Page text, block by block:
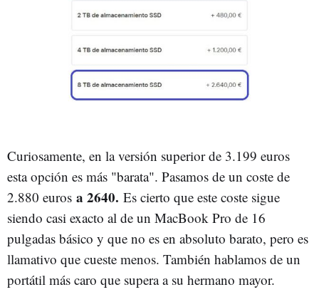
Curiosamente, en la versión superior de 3.199 euros
esta opción es más "barata". Pasamos de un coste de
2.880 euros a 2640. Es cierto que este coste sigue
siendo casi exacto al de un MacBook Pro de 16
pulgadas básico y que no es en absoluto barato, pero es
llamativo que cueste menos. También hablamos de un
portátil más caro que supera a su hermano mayor.